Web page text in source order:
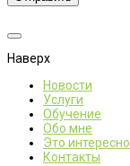
Наверх
Новости
Услуги
Обучение
Обо мне
Это интересно
Контакты